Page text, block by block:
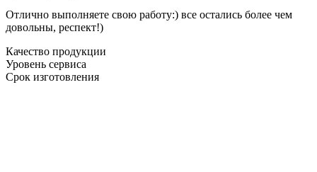
Отлично выполняете свою работу:) все остались более чем
довольны, респект!)
Качество продукции
Уровень сервиса
Срок изготовления